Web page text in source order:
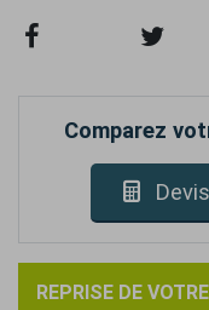
Comparez
REPRISE DE